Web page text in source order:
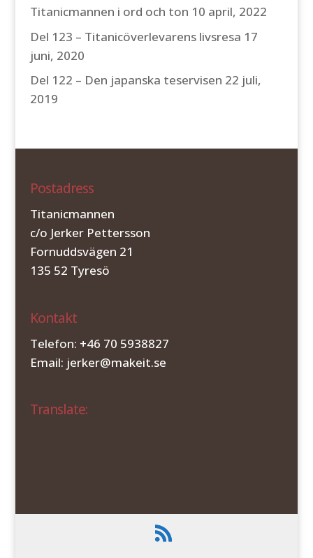
Titanicmannen i ord och ton 10 april, 2022
Del 123 – Titanicöverlevarens livsresa 17
juni, 2020
Del 122 – Den japanska teservisen 22 juli,
2019
Postadress
Titanicmannen
c/o Jerker Pettersson
Fornuddsvägen 21
135 52 Tyresö
Kontakt
Telefon: +46 70 5938827
Email: jerker@makeit.se
Translate: